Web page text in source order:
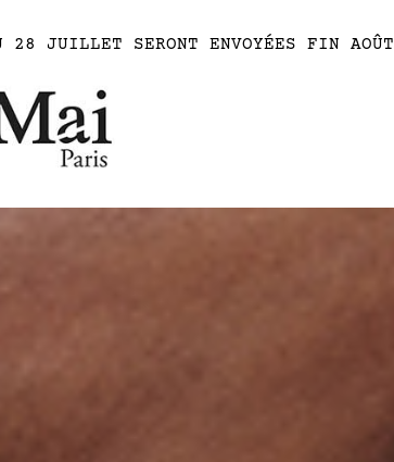
28 JUILLET SERONT ENVOYÉES FIN AOÛT